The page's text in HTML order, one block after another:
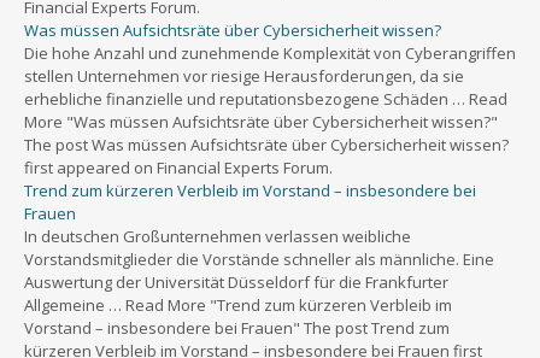
Financial Experts Forum.
Was müssen Aufsichtsräte über Cybersicherheit wissen?
Die hohe Anzahl und zunehmende Komplexität von Cyberangriffen
stellen Unternehmen vor riesige Herausforderungen, da sie
erhebliche finanzielle und reputationsbezogene Schäden … Read
More "Was müssen Aufsichtsräte über Cybersicherheit wissen?"
The post Was müssen Aufsichtsräte über Cybersicherheit wissen?
first appeared on Financial Experts Forum.
Trend zum kürzeren Verbleib im Vorstand – insbesondere bei
Frauen
In deutschen Großunternehmen verlassen weibliche
Vorstandsmitglieder die Vorstände schneller als männliche. Eine
Auswertung der Universität Düsseldorf für die Frankfurter
Allgemeine … Read More "Trend zum kürzeren Verbleib im
Vorstand – insbesondere bei Frauen" The post Trend zum
kürzeren Verbleib im Vorstand – insbesondere bei Frauen first